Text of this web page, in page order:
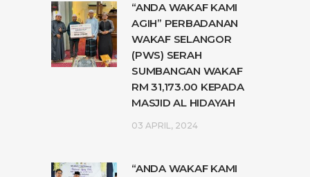
“ANDA WAKAF KAMI
AGIH” PERBADANAN
WAKAF SELANGOR
(PWS) SERAH
SUMBANGAN WAKAF
RM 31,173.00 KEPADA
MASJID AL HIDAYAH
03 APRIL, 2024
“ANDA WAKAF KAMI